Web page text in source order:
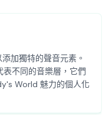
加獨特的聲音元素。
不同的音樂層，它們
World 魅力的個人化